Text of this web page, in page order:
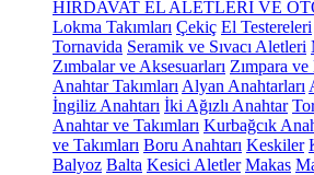
HIRDAVAT EL ALETLERİ VE
Lokma Takımları Çekiç El Testereleri
Tornavida Seramik ve Sıvacı Aletleri
Zımbalar ve Aksesuarları Zımpara
Anahtar Takımları Alyan Anahtarları
İngiliz Anahtarı İki Ağızlı Anahtar
Anahtar ve Takımları Kurbağcık
ve Takımları Boru Anahtarı Keskiler
Balyoz Balta Kesici Aletler Makas